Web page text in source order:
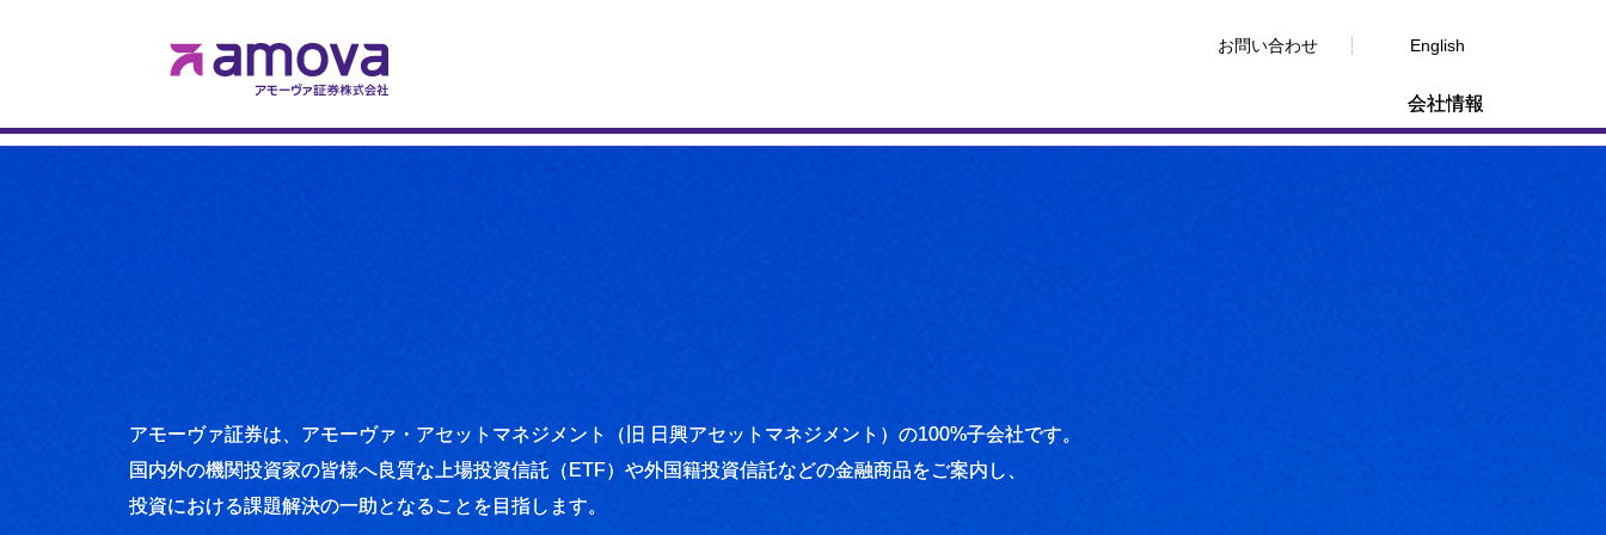
お問い合わせ English
会社情報
アモーヴァ証券は、アモーヴァ・アセットマネジメント（旧 日興アセットマネジメント）の100%子会社です。
国内外の機関投資家の皆様へ良質な上場投資信託（ETF）や外国籍投資信託などの金融商品をご案内し、
投資における課題解決の一助となることを目指します。